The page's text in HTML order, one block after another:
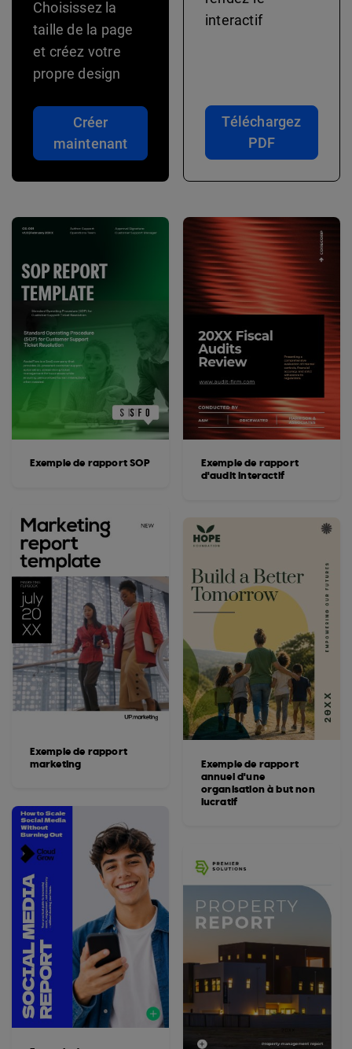
Choisissez la
taille de la page
et créez votre
propre design
Créer
maintenant
interactif
Téléchargez
PDF
Exemple de rapport SOP
Exemple de rapport
marketing
Exemple de rapport
d'audit interactif
Exemple de rapport
annuel d'une
organisation à but non
lucratif